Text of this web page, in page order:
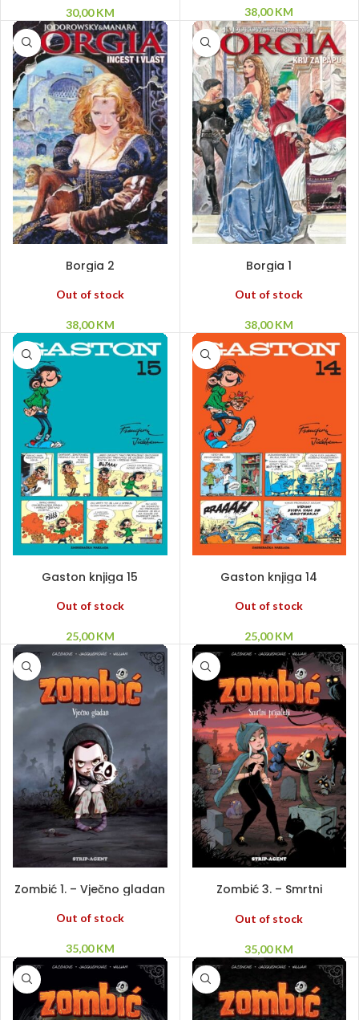
30,00KM 38,00KM
Borgia 2
Out of stock
38,00KM
Borgia 1
Out of stock
38,00KM
Gaston knjiga 15
Out of stock
25,00KM
Gaston knjiga 14
Out of stock
25,00KM
Zombić 1. – Vječno gladan
Out of stock
35,00KM
Zombić 3. – Smrtni
Out of stock
35,00KM